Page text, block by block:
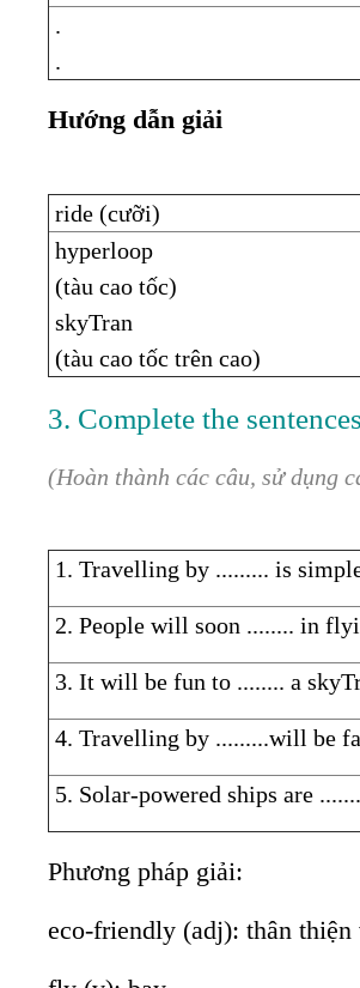
.
.
Hướng dẫn giải
ride (cưỡi)
hyperloop
(tàu cao tốc)
skyTran
(tàu cao tốc trên cao)
3. Complete the
(Hoàn thành các câu, sử dụng
1. Travelling by ......... is
2. People will soon ........ in
3. It will be fun to ........ a
4. Travelling by .........will be
5. Solar-powered ships are
Phương pháp giải:
eco-friendly (adj): thân